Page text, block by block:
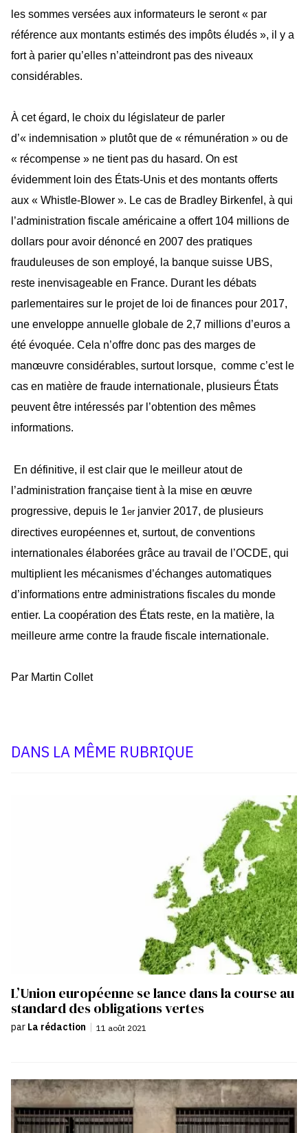
les sommes versées aux informateurs le seront « par
référence aux montants estimés des impôts éludés », il y a
fort à parier qu’elles n’atteindront pas des niveaux
considérables.
À cet égard, le choix du législateur de parler
d’« indemnisation » plutôt que de « rémunération » ou de
« récompense » ne tient pas du hasard. On est
évidemment loin des États-Unis et des montants offerts
aux « Whistle-Blower ». Le cas de Bradley Birkenfel, à qui
l’administration fiscale américaine a offert 104 millions de
dollars pour avoir dénoncé en 2007 des pratiques
frauduleuses de son employé, la banque suisse UBS,
reste inenvisageable en France. Durant les débats
parlementaires sur le projet de loi de finances pour 2017,
une enveloppe annuelle globale de 2,7 millions d’euros a
été évoquée. Cela n’offre donc pas des marges de
manœuvre considérables, surtout lorsque, comme c’est le
cas en matière de fraude internationale, plusieurs États
peuvent être intéressés par l’obtention des mêmes
informations.
En définitive, il est clair que le meilleur atout de
l’administration française tient à la mise en œuvre
progressive, depuis le 1erjanvier 2017, de plusieurs
directives européennes et, surtout, de conventions
internationales élaborées grâce au travail de l’OCDE, qui
multiplient les mécanismes d’échanges automatiques
d’informations entre administrations fiscales du monde
entier. La coopération des États reste, en la matière, la
meilleure arme contre la fraude fiscale internationale.
Par Martin Collet
DANS LA MÊME RUBRIQUE
L’Union européenne se lance dans la course au
standard des obligations vertes
par La rédaction | 11 août 2021